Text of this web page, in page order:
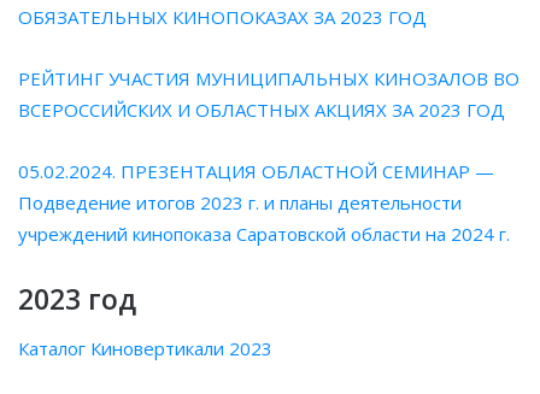
ОБЯЗАТЕЛЬНЫХ КИНОПОКАЗАХ ЗА 2023 ГОД
РЕЙТИНГ УЧАСТИЯ МУНИЦИПАЛЬНЫХ КИНОЗАЛОВ ВО
ВСЕРОССИЙСКИХ И ОБЛАСТНЫХ АКЦИЯХ ЗА 2023 ГОД
05.02.2024. ПРЕЗЕНТАЦИЯ ОБЛАСТНОЙ СЕМИНАР —
Подведение итогов 2023 г. и планы деятельности
учреждений кинопоказа Саратовской области на 2024 г.
2023 год
Каталог Киновертикали 2023